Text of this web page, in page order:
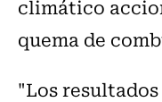
climático
quema de
"Los